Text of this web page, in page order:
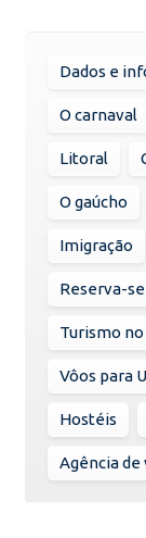
Dados e
O carnaval
Litoral
O gaúcho
Imigração
Reserva-
Turismo
Vôos para
Hostéis
Agência de